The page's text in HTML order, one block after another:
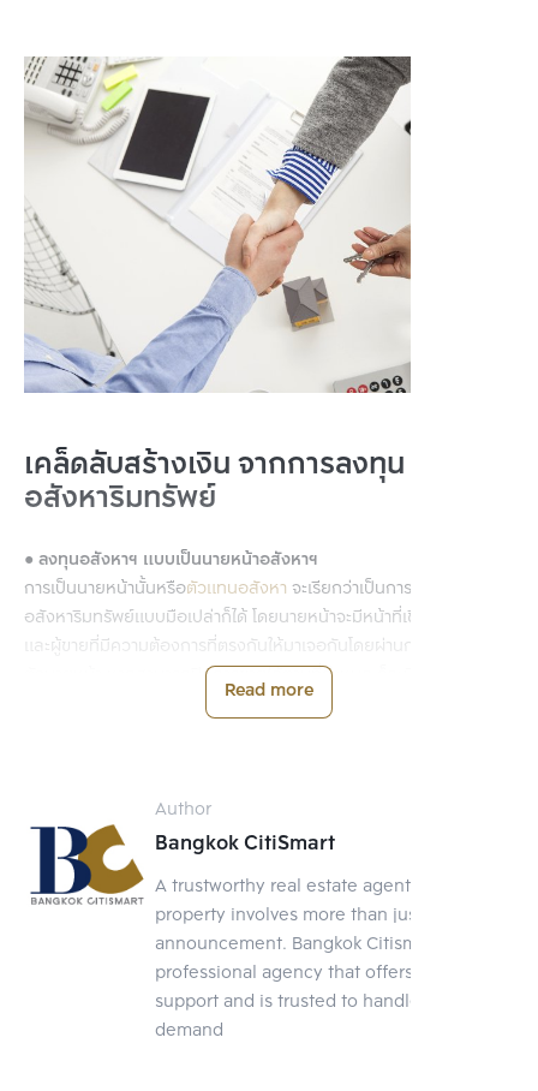
เคล็ดลับสร้างเงิน จากการลงทุน
อสังหาริมทรัพย์
● ลงทุนอสังหาฯ แบบเป็นนายหน้าอสังหาฯ
การเป็นนายหน้านั้นหรือตัวแทนอสังหา จะเรียกว่าเป็นการลงทุน
อสังหาริมทรัพย์แบบมือเปล่าก็ได้ โดยนายหน้าจะมีหน้าที่เชื่อมโยงผู้ซื้อ
และผู้ขายที่มีความต้องการที่ตรงกันให้มาเจอกันโดยผ่านการติดต่อของ
ตัวนายหน้า หากสามารถปิดการขายได้ตามที่กำหนด ก็จะมีรายได้จาก
อสังหาริมทรัพย์ได้แล้ว ซึ่งรายได้ของนายหน้าจะอยู่ที่ 2-4% ของราคา
เป็นกำไปเสียทีเดียว เพราะงานนี้ก็ต้องอาศัยทักษะการพูด การเจรจากับ
คนหมู่มาก และคอนเนคชั่น (Connection) อีกพอสมควร หากคุณมี
ความรอบรู้ในเรื่องอสังหาริมทรัพย์ก็จะเพิ่มความน่าเชื่อถือและเจรจาได้
ง่ายขึ้น
● ลงทุนอสังหาฯ กับกองทุนรวมอสังหาฯ
หากคุณต้องการลงทุนอสังหาฯ แต่ไม่ชอบการต้องไปพูดคุยหรือพบปะ
กับผู้คนเยอะ ๆ การลงทุนกับกองทุนรวมอสังหาริมทรัพย์ ก็เป็นอีกทาง
Read more
Author
Bangkok CitiSmart
A trustworthy real estate agent Selling a
property involves more than just posting an
announcement. Bangkok Citismart is a
professional agency that offers full-service
support and is trusted to handle your
demand